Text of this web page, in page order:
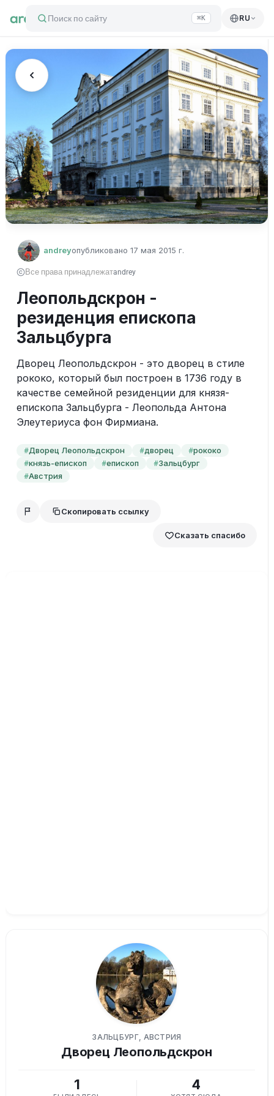
Поиск по сайту ⌘K RU
andreyопубликовано 17 мая 2015 г.
Все права принадлежатandrey
Леопольдскрон -
резиденция епископа
Зальцбурга
Дворец Леопольдскрон - это дворец в стиле
рококо, который был построен в 1736 году в
качестве семейной резиденции для князя-
епископа Зальцбурга - Леопольда Антона
Элеутериуса фон Фирмиана.
#Дворец Леопольдскрон #дворец #рококо
#князь-епископ #епископ #Зальцбург
#Австрия
Скопировать ссылку
Сказать спасибо
ЗАЛЬЦБУРГ, АВСТРИЯ
Дворец Леопольдскрон
1 4